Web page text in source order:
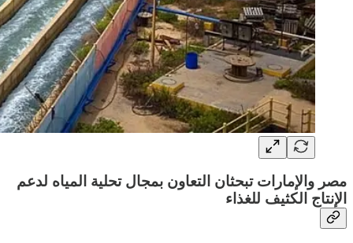
مصر والإمارات تبحثان التعاون بمجال تحلية المياه لدعم
الإنتاج الكثيف للغذاء